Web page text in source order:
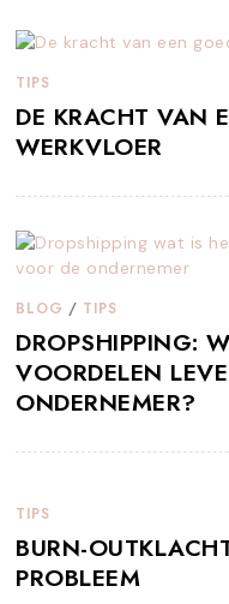
TIPS
DE KRACHT VAN
WERKVLOER
BLOG / TIPS
DROPSHIPPING:
VOORDELEN
ONDERNEMER?
TIPS
BURN-
PROBLEEM